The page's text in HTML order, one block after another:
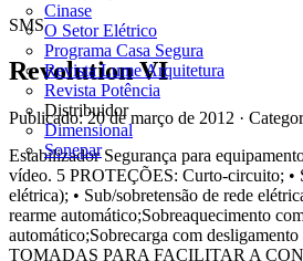
Cinase
O Setor Elétrico
Programa Casa Segura
Revista Lume Arquitetura
Revista Potência
Distribuidor
Dimensional
Sonepar
SMS
Revolution VI
Publicado: 20 de março de 2012 ·
Estabilizador Segurança para
vídeo. 5 PROTEÇÕES: Curto-circuito; •
elétrica); • Sub/sobretensão de rede
rearme automático;Sobreaquecimento
automático;Sobrecarga com
TOMADAS PARA FACILITAR A